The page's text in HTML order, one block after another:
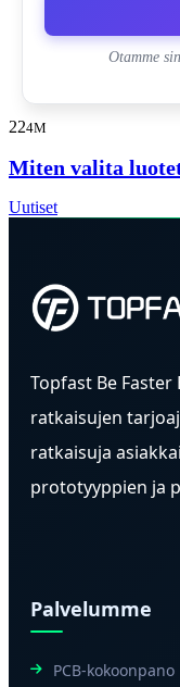
Otamme
224M
Miten valita
Uutiset
Topfast Be Faster
ratkaisujen
ratkaisuja
prototyyppien ja
Palvelumme
PCB-kokoonpano